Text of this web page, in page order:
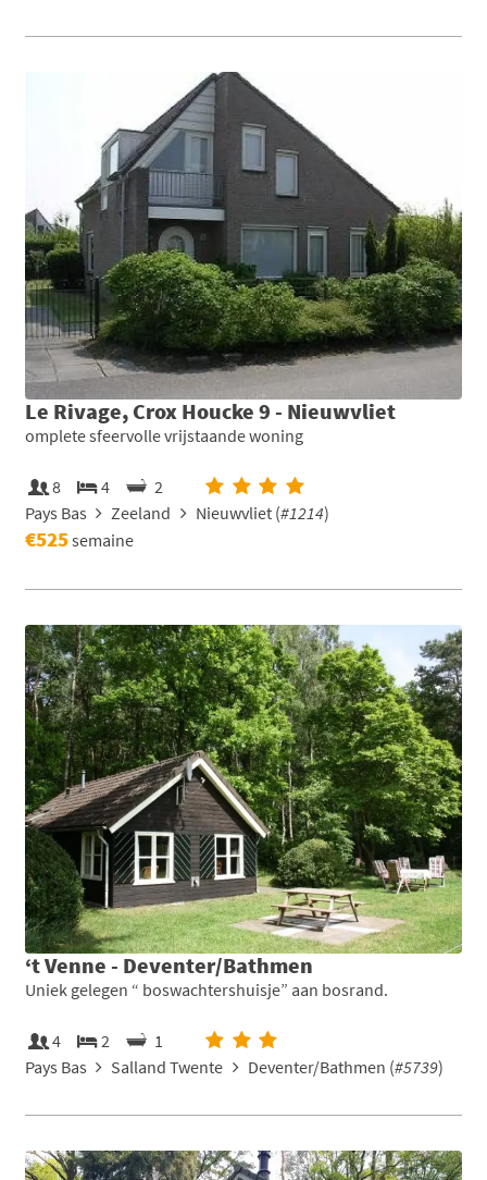
Le Rivage, Crox Houcke 9 - Nieuwvliet
omplete sfeervolle vrijstaande woning
8 4
2
Pays Bas
Zeeland Nieuwvliet (#1214)
€525semaine
‘t Venne - Deventer/Bathmen
Uniek gelegen “ boswachtershuisje” aan bosrand.
4 2
1
Pays Bas
Salland Twente Deventer/Bathmen (#5739)